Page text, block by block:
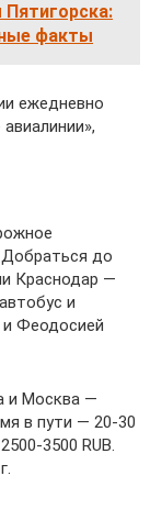
факты
ежедневно
до
Краснодар —
и
Феодосией
и Москва —
в пути — 20-30
3500 RUB.